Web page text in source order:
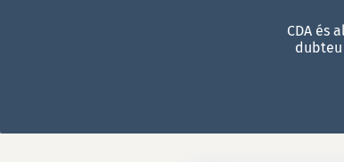
CDA és